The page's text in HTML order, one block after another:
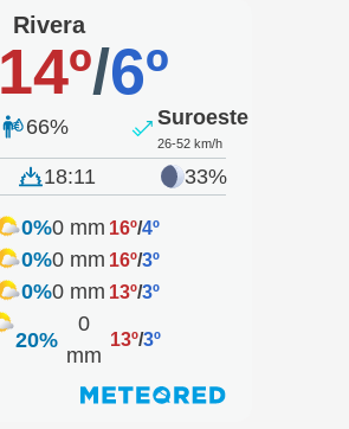
Rivera
14º/6º
66% Suroeste
26-52 km/h
18:11 33%
0%0 mm 16º/4º
0%0 mm 16º/3º
0%0 mm 13º/3º
20%
0
mm
13º/3º